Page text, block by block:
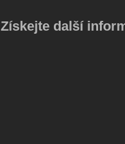
Získejte další